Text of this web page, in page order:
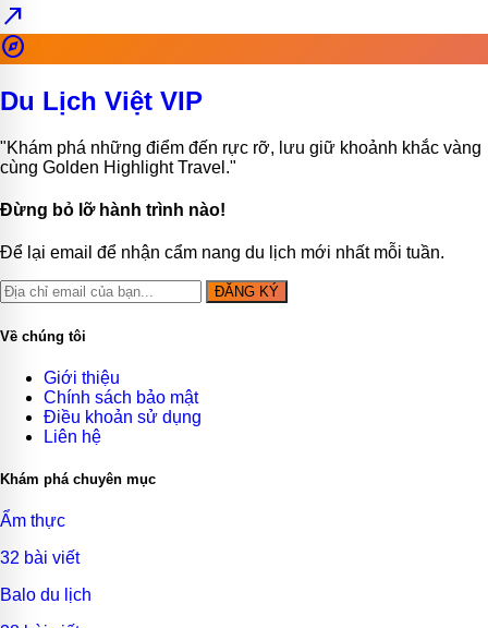
north_east
explore
Du Lịch Việt VIP
"Khám phá những điểm đến rực rỡ, lưu giữ khoảnh khắc vàng
cùng Golden Highlight Travel."
Đừng bỏ lỡ hành trình nào!
Để lại email để nhận cẩm nang du lịch mới nhất mỗi tuần.
ĐĂNG KÝ
Về chúng tôi
Giới thiệu
Chính sách bảo mật
Điều khoản sử dụng
Liên hệ
Khám phá chuyên mục
Ẩm thực
32 bài viết
Balo du lịch